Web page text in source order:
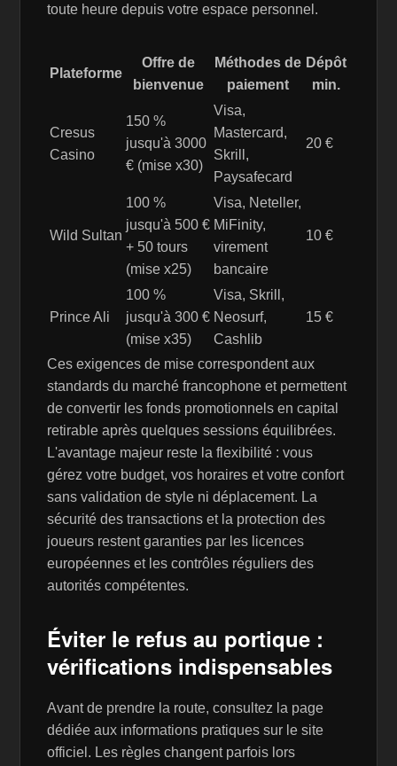
toute heure depuis votre espace personnel.
Plateforme
Offre de
bienvenue
Méthodes de
paiement
Dépôt
min.
Cresus
Casino
150 %
jusqu'à 3000
€ (mise x30)
Visa,
Mastercard,
Skrill,
Paysafecard
20 €
Wild Sultan
100 %
jusqu'à 500 €
+ 50 tours
(mise x25)
Visa, Neteller,
MiFinity,
virement
bancaire
10 €
Prince Ali
100 %
jusqu'à 300 €
(mise x35)
Visa, Skrill,
Neosurf,
Cashlib
15 €
Ces exigences de mise correspondent aux
standards du marché francophone et permettent
de convertir les fonds promotionnels en capital
retirable après quelques sessions équilibrées.
L'avantage majeur reste la flexibilité : vous
gérez votre budget, vos horaires et votre confort
sans validation de style ni déplacement. La
sécurité des transactions et la protection des
joueurs restent garanties par les licences
européennes et les contrôles réguliers des
autorités compétentes.
Éviter le refus au portique :
vérifications indispensables
Avant de prendre la route, consultez la page
dédiée aux informations pratiques sur le site
officiel. Les règles changent parfois lors